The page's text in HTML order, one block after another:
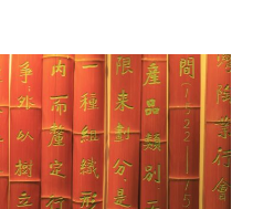
en
tai
chi